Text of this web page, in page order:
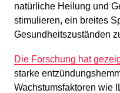
natürliche Heilung und
stimulieren, ein breites
Gesundheitszuständen
Die Forschung hat
starke
Wachstumsfaktoren wie